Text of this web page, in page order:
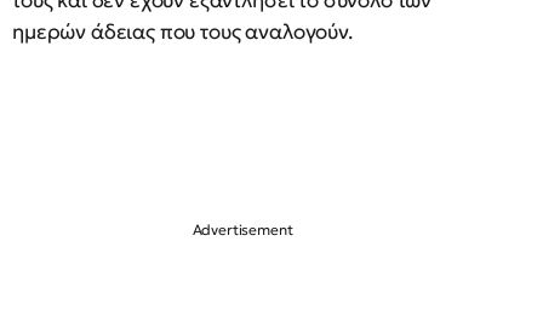
ημερών άδειας που τους αναλογούν.